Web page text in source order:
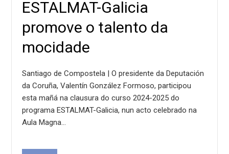
ESTALMAT-Galicia
promove o talento da
mocidade
Santiago de Compostela | O presidente da Deputación
da Coruña, Valentín González Formoso, participou
esta mañá na clausura do curso 2024-2025 do
programa ESTALMAT-Galicia, nun acto celebrado na
Aula Magna…